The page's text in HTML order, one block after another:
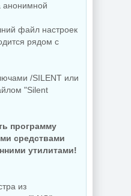
носителей Ventoy
анонимной
файл настроек
рядом с
/SILENT или
"Silent
программу
средствами
утилитами!
из